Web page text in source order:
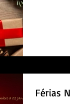
Férias